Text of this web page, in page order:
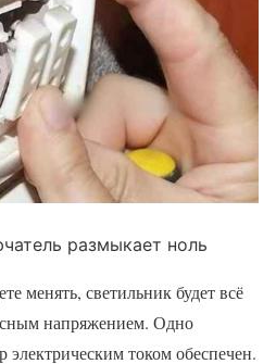
размыкает ноль
менять, светильник будет всё
напряжением. Одно
электрическим током обеспечен.